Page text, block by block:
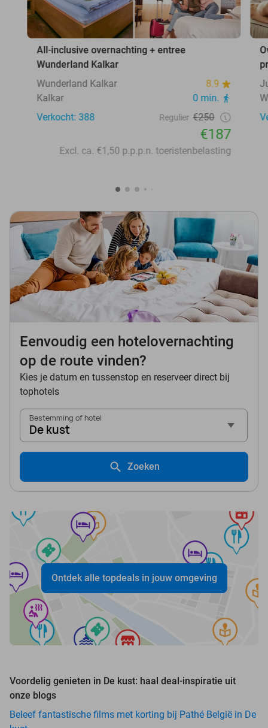
All-inclusive overnachting + entree
Wunderland Kalkar
Wunderland Kalkar
8.9
Kalkar
0 min.
Verkocht: 388
Regulier €250
€187
Excl. ca. €1,50 p.p.p.n. toeristenbelasting
Eenvoudig een hotelovernachting
op de route vinden?
Kies je datum en tussenstop en reserveer direct bij
tophotels
Bestemming of hotel
De kust
Zoeken
Ontdek alle topdeals in jouw omgeving
Voordelig genieten in De kust: haal deal-inspiratie uit
onze blogs
Beleef fantastische films met korting bij Pathé België in De